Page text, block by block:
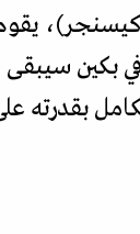
كيسنجر)،
بكين سيبقى
بقدرته